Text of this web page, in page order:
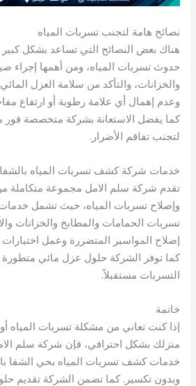
نصائح هامة لتجنب تسربات المياه
هناك بعض النصائح التي تساعد بشكل كبير
حدوث تسربات المياه، ومن أهمها إجراء
والخزانات، والتأكد من سلامة العزل
وعدم إهمال أي علامة رطوبة أو ارتفاع
كما يفضل الاستعانة بشركة متخصصة فور
لتجنب تفاقم الأضرار.
خدمات شركة كشف تسربات المياه بالشفا
تقدم شركة سلم الامل مجموعة
وإصلاح تسربات المياه، حيث تشمل
تسربات الحمامات والمطابخ والخزانات
إصلاح المواسير المتضررة وعمل
كما توفر الشركة حلول عزل مائي متطورة
التسربات مستقبلاً.
خاتمة
إذا كنت تعاني من مشكلة تسربات
منزلك بشكل احترافي، فإن شركة سلم
خدمات كشف تسربات المياه بحي الشفا
وبدون تكسير. كما تضمن الشركة تقديم